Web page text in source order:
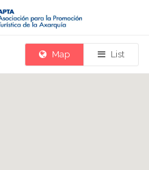
Map List